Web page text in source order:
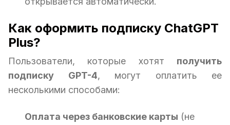
Как оформить подписку ChatGPT
Plus?
Пользователи, которые хотят получить
подписку GPT-4, могут оплатить ее
несколькими способами:
Оплата через банковские карты (не